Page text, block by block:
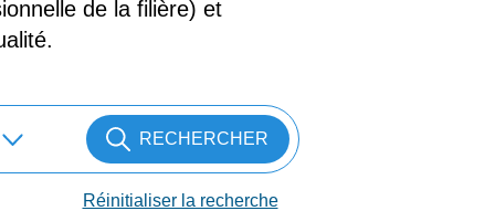
de la filière) et
RECHERCHER
Réinitialiser la recherche